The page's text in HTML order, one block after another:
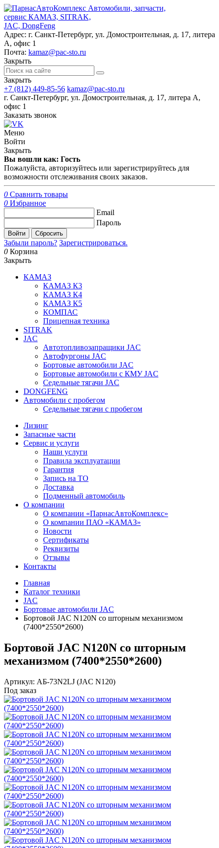
Автомобили, запчасти,
сервис КАМАЗ, SITRAK,
JAC, DongFeng
Адрес: г. Санкт-Петербург, ул. Домостроительная, д. 17, литера
А, офис 1
Почта: kamaz@pac-sto.ru
Закрыть
Закрыть
+7 (812) 449-85-56 kamaz@pac-sto.ru
г. Санкт-Петербург, ул. Домостроительная, д. 17, литера А,
офис 1
Заказать звонок
Меню
Войти
Закрыть
Вы вошли как: Гость
Пожалуйста, авторизуйтесь или зарегистрируйтесь для
возможности отслеживания своих заказов.
0 Сравнить товары
0 Избранное
Email
Пароль
Войти Сбросить
Забыли пароль? Зарегистрироваться.
0 Корзина
Закрыть
КАМАЗ
КАМАЗ К3
КАМАЗ К4
КАМАЗ К5
КОМПАС
Прицепная техника
SITRAK
JAC
Автотопливозапращики JAC
Автофургоны JAC
Бортовые автомобили JAC
Бортовые автомобили с КМУ JAC
Седельные тягачи JAC
DONGFENG
Автомобили с пробегом
Седельные тягачи с пробегом
Лизинг
Запасные части
Сервис и услуги
Наши услуги
Правила эксплуатации
Гарантия
Запись на ТО
Доставка
Подменный автомобиль
О компании
О компании «ПарнасАвтоКомплекс»
О компании ПАО «КАМАЗ»
Новости
Сертификаты
Реквизиты
Отзывы
Контакты
Главная
Каталог техники
JAC
Бортовые автомобили JAC
Бортовой JAC N120N со шторным механизмом
(7400*2550*2600)
Бортовой JAC N120N со шторным
механизмом (7400*2550*2600)
Артикул: АБ-73N2LJ (JAC N120)
Под заказ